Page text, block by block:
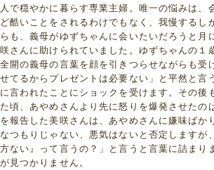
で穏やかに暮らす専業主婦。唯一の悩みは、
酷いことをされるわけでもなく、我慢するし
も、義母がゆずちゃんに会いたいだろうと月
さんに助けられていました。ゆずちゃんの１
開の義母の言葉を顔を引きつらせながらも受
てるからプレゼントは必要ない」と平然と言
言われたことにショックを受けます。その後
頃、あやめさんより先に怒りを爆発させたの
報告した美咲さんは、あやめさんに嫌味ばか
つもりじゃない、悪気はないと否定しますが
ない』って言うの？」と言うと言葉に詰まり
見つかりません。